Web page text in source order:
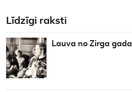
Līdzīgi raksti
Lauva no Zirga gada